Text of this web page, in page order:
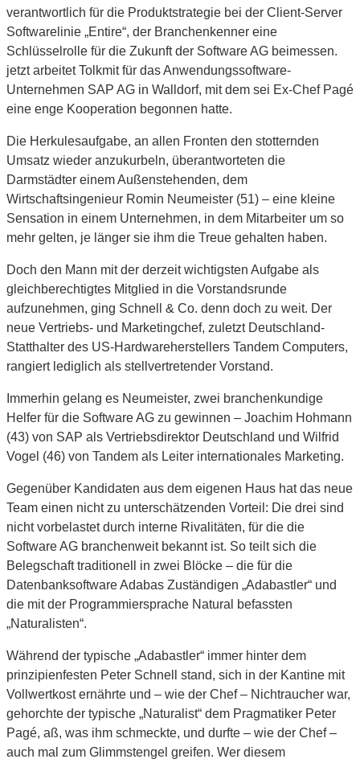
verantwortlich für die Produktstrategie bei der Client-Server
Softwarelinie „Entire“, der Branchenkenner eine
Schlüsselrolle für die Zukunft der Software AG beimessen.
jetzt arbeitet Tolkmit für das Anwendungssoftware-
Unternehmen SAP AG in Walldorf, mit dem sei Ex-Chef Pagé
eine enge Kooperation begonnen hatte.
Die Herkulesaufgabe, an allen Fronten den stotternden
Umsatz wieder anzukurbeln, überantworteten die
Darmstädter einem Außenstehenden, dem
Wirtschaftsingenieur Romin Neumeister (51) – eine kleine
Sensation in einem Unternehmen, in dem Mitarbeiter um so
mehr gelten, je länger sie ihm die Treue gehalten haben.
Doch den Mann mit der derzeit wichtigsten Aufgabe als
gleichberechtigtes Mitglied in die Vorstandsrunde
aufzunehmen, ging Schnell & Co. denn doch zu weit. Der
neue Vertriebs- und Marketingchef, zuletzt Deutschland-
Statthalter des US-Hardwareherstellers Tandem Computers,
rangiert lediglich als stellvertretender Vorstand.
Immerhin gelang es Neumeister, zwei branchenkundige
Helfer für die Software AG zu gewinnen – Joachim Hohmann
(43) von SAP als Vertriebsdirektor Deutschland und Wilfrid
Vogel (46) von Tandem als Leiter internationales Marketing.
Gegenüber Kandidaten aus dem eigenen Haus hat das neue
Team einen nicht zu unterschätzenden Vorteil: Die drei sind
nicht vorbelastet durch interne Rivalitäten, für die die
Software AG branchenweit bekannt ist. So teilt sich die
Belegschaft traditionell in zwei Blöcke – die für die
Datenbanksoftware Adabas Zuständigen „Adabastler“ und
die mit der Programmiersprache Natural befassten
„Naturalisten“.
Während der typische „Adabastler“ immer hinter dem
prinzipienfesten Peter Schnell stand, sich in der Kantine mit
Vollwertkost ernährte und – wie der Chef – Nichtraucher war,
gehorchte der typische „Naturalist“ dem Pragmatiker Peter
Pagé, aß, was ihm schmeckte, und durfte – wie der Chef –
auch mal zum Glimmstengel greifen. Wer diesem